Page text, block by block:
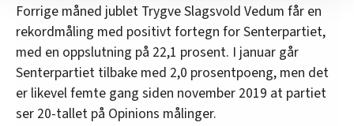
nettstedet med LO Medias egne samarbeidspartnere
innenfor analyse og annonsering. Disse er angitt i
oversikten lengre ned på denne siden.
Forrige måned jublet Trygve Slagsvold Vedum får en
rekordmåling med positivt fortegn for Senterpartiet,
med en oppslutning på 22,1 prosent. I januar går
Senterpartiet tilbake med 2,0 prosentpoeng, men det
er likevel femte gang siden november 2019 at partiet
ser 20-tallet på Opinions målinger.